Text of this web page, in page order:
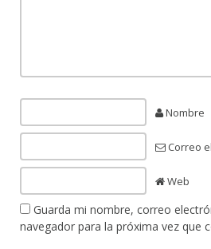
Nombre
Correo
Web
Guarda mi nombre, correo
navegador para la próxima vez que